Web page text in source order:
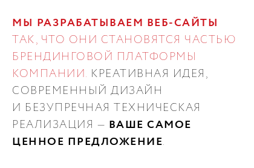
МЫ РАЗРАБАТЫВАЕМ ВЕБ-САЙТЫ
ТАК, ЧТО ОНИ СТАНОВЯТСЯ ЧАСТЬЮ
БРЕНДИНГОВОЙ ПЛАТФОРМЫ
КОМПАНИИ. КРЕАТИВНАЯ ИДЕЯ,
СОВРЕМЕННЫЙ ДИЗАЙН
И БЕЗУПРЕЧНАЯ ТЕХНИЧЕСКАЯ
РЕАЛИЗАЦИЯ — ВАШЕ САМОЕ
ЦЕННОЕ ПРЕДЛОЖЕНИЕ.